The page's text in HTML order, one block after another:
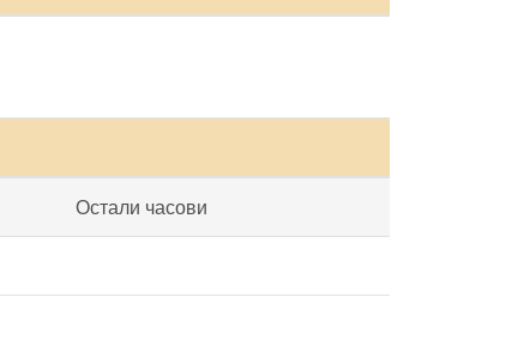
Остали часови